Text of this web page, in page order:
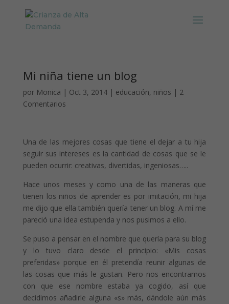
Mi niña tiene un blog
por Monica | Oct 3, 2014| educación, niños | 2
Comentarios
Una de las mejores cosas que tiene el dejar a tu hija
seguir sus intereses es la cantidad de cosas que se le
pueden ocurrir: creativas, divertidas, ingeniosas…..
Hace unos meses y como una de las maneras que
tienen los niños de aprender es por imitación, mi hija
me dijo que ella también quería tener un blog. A mí me
pareció una idea estupenda y nos pusimos a ello.
Se puso a pensar en el nombre que quería para su blog
y lo tuvo claro desde el principio: «Mis cosas
preferidas» porque en él pretendía reunir algunas de
las cosas que más le gustan. Pero nos encontramos
con que ese nombre estaba ya cogido, así que
decidimos añadirle alguna «s» más, dándole aún más